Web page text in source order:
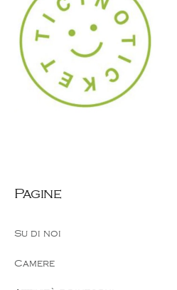
Pagine
Su di noi
Camere